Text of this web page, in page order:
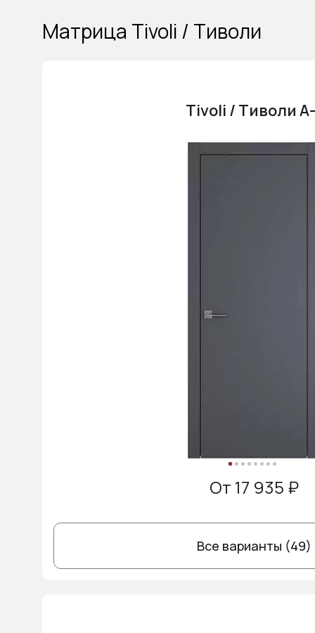
Матрица Tivoli / Тиволи
Tivoli / Тиволи
От 17 935 ₽
Все варианты (49)